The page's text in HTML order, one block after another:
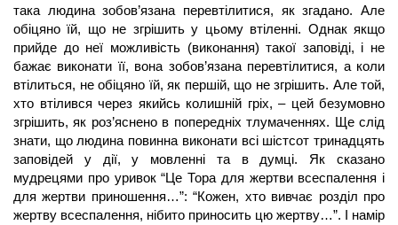
така людина зобов’язана перевтілитися, як згадано. Але
обіцяно їй, що не згрішить у цьому втіленні. Однак якщо
прийде до неї можливість (виконання) такої заповіді, і не
бажає виконати її, вона зобов’язана перевтілитися, а коли
втілиться, не обіцяно їй, як першій, що не згрішить. Але той,
хто втілився через якийсь колишній гріх, – цей безумовно
згрішить, як роз’яснено в попередніх тлумаченнях. Ще слід
знати, що людина повинна виконати всі шістсот тринадцять
заповідей у дії, у мовленні та в думці. Як сказано
мудрецями про уривок “Це Тора для жертви всеспалення і
для жертви приношення…”: “Кожен, хто вивчає розділ про
жертву всеспалення, нібито приносить цю жертву…”. І намір